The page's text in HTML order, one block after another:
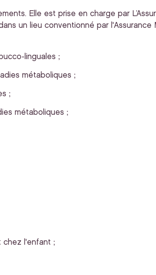
Elle est prise en charge par
un lieu conventionné par
linguales ;
métaboliques ;
;
métaboliques ;
chez l'enfant ;